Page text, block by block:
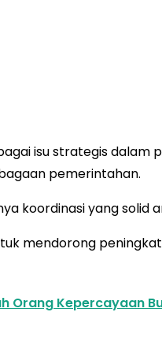
isu strategis dalam
pemerintahan.
koordinasi yang
mendorong
Orang Kepercayaan